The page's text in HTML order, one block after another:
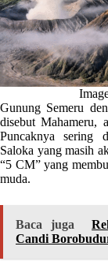
Gunung Semeru
disebut Mahameru,
Puncaknya sering
Saloka yang masih
“5 CM” yang
muda.
Baca juga
Candi